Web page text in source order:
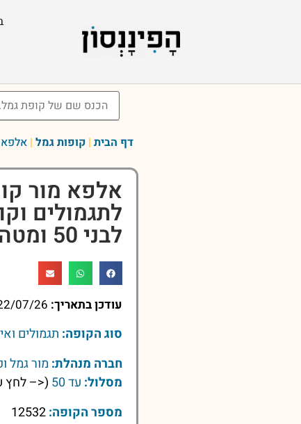
דף הבית | קופות גמל | אלפא
אלפא מור
לתגמולים
לבני 50 ומטה
עודכן בתאריך: 07/26
סוג הקופה: תגמולים
חברה מנהלת: מור גמל
מסלול: עד 50
(<– לחץ
מספר הקופה: